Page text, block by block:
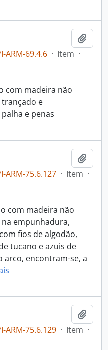
ARM-69.4.6 · Item ·
com madeira não
e
e penas
ARM-75.6.127 · Item ·
com madeira não
empunhadura,
fios de algodão,
tucano e azuis de
arco, encontram-se, a
ARM-75.6.129 · Item ·